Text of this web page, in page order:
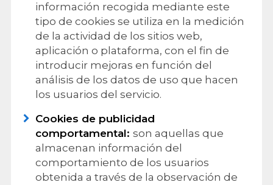
información recogida mediante este
tipo de cookies se utiliza en la medición
de la actividad de los sitios web,
aplicación o plataforma, con el fin de
introducir mejoras en función del
análisis de los datos de uso que hacen
los usuarios del servicio.
Cookies de publicidad
comportamental: son aquellas que
almacenan información del
comportamiento de los usuarios
obtenida a través de la observación de